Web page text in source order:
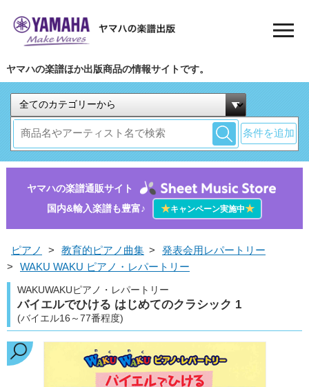
ヤマハの楽譜ほか出版商品の情報サイトです。
条件を追加
ヤマハの楽譜通販サイト
国内&輸入楽譜も豊富♪
★キャンペーン実施中★
ピアノ > 教育的ピアノ曲集 >
発表会用レパートリー
>
WAKU WAKU ピアノ・レパートリー
WAKUWAKUピアノ・レパートリー
バイエルでひける はじめてのクラシック 1
(バイエル16～77番程度)